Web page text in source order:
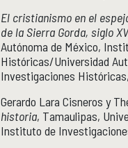
El cristianismo en el
de la Sierra Gorda, siglo
Autónoma de México,
Históricas/Universidad
Investigaciones
Gerardo Lara Cisneros y
historia, Tamaulipas,
Instituto de